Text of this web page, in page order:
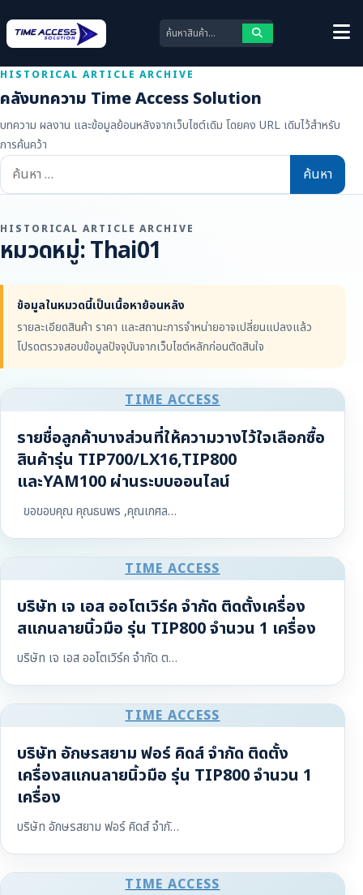
HISTORICAL ARTICLE ARCHIVE
คลังบทความ Time Access Solution
บทความ ผลงาน และข้อมูลย้อนหลังจากเว็บไซต์เดิม โดยคง URL เดิมไว้สำหรับ
การค้นคว้า
ค้นหา
สำหรับ:
HISTORICAL ARTICLE ARCHIVE
หมวดหมู่:Thai01
ข้อมูลในหมวดนี้เป็นเนื้อหาย้อนหลัง
รายละเอียดสินค้า ราคา และสถานะการจำหน่ายอาจเปลี่ยนแปลงแล้ว
โปรดตรวจสอบข้อมูลปัจจุบันจากเว็บไซต์หลักก่อนตัดสินใจ
TIME ACCESS
รายชื่อลูกค้าบางส่วนที่ให้ความวางไว้ใจเลือกซื้อ
สินค้ารุ่น TIP700/LX16,TIP800
และYAM100 ผ่านระบบออนไลน์
ขอขอบคุณ คุณธนพร ,คุณเกศล…
TIME ACCESS
บริษัท เจ เอส ออโตเวิร์ค จำกัด ติดตั้งเครื่อง
สแกนลายนิ้วมือ รุ่น TIP800 จำนวน 1 เครื่อง
บริษัท เจ เอส ออโตเวิร์ค จำกัด ต…
TIME ACCESS
บริษัท อักษรสยาม ฟอร์ คิดส์ จำกัด ติดตั้ง
เครื่องสแกนลายนิ้วมือ รุ่น TIP800 จำนวน 1
เครื่อง
บริษัท อักษรสยาม ฟอร์ คิดส์ จำกั…
TIME ACCESS